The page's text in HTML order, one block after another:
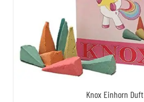
Knox Einhorn Duft